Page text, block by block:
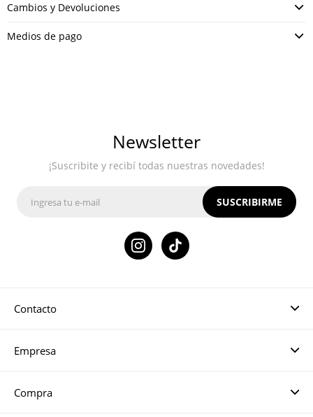
Cambios y Devoluciones
Medios de pago
Contacto
Empresa
Compra
Newsletter
¡Suscribite y recibí todas nuestras novedades!
SUSCRIBIRME
